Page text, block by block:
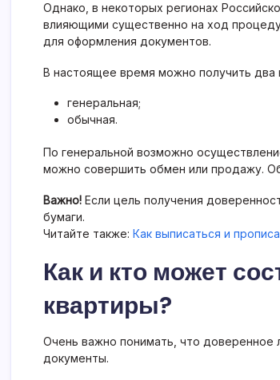
Однако, в некоторых регионах
влияющими существенно на ход
для оформления документов.
В настоящее время можно получить два
генеральная;
обычная.
По генеральной возможно
можно совершить обмен или продажу.
Важно! Если цель получения
бумаги.
Читайте также:Как выписаться и
Как и кто может
квартиры?
Очень важно понимать, что доверенное
документы.